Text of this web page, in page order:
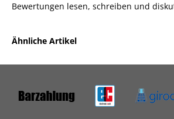
Bewertungen lesen, schreiben und
Ähnliche Artikel